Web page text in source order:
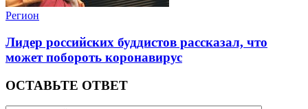
Регион
Лидер российских буддистов рассказал, что
может побороть коронавирус
ОСТАВЬТЕ ОТВЕТ